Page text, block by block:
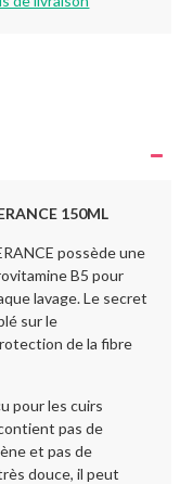
150ML
possède une
B5 pour
lavage. Le secret
sur le
de la fibre
pour les cuirs
pas de
et pas de
douce, il peut